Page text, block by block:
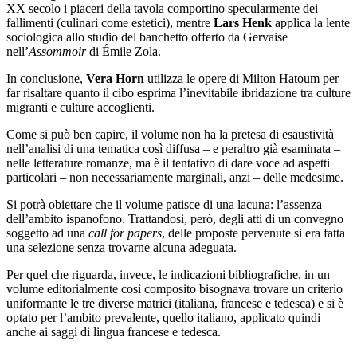
Yves Gagneuxesamina come nella letteratura francese tra XIX e
XX secolo i piaceri della tavola comportino specularmente dei
fallimenti (culinari come estetici), mentreLars Henkapplica la lente
sociologica allo studio del banchetto offerto da Gervaise
In conclusione,Vera Hornutilizza le opere di Milton Hatoum per
far risaltare quanto il cibo esprima l’inevitabile ibridazione tra culture
Come si può ben capire, il volume non ha la pretesa di esaustività
nell’analisi di una tematica così diffusa – e peraltro già esaminata –
nelle letterature romanze, ma è il tentativo di dare voce ad aspetti
Si potrà obiettare che il volume patisce di una lacuna: l’assenza
dell’ambito ispanofono. Trattandosi, però, degli atti di un convegno
soggetto ad unacall for papers, delle proposte pervenute si era fatta
Per quel che riguarda, invece, le indicazioni bibliografiche, in un
volume editorialmente così composito bisognava trovare un criterio
uniformante le tre diverse matrici (italiana, francese e tedesca) e si è
optato per l’ambitoprevalente, quello italiano, applicato quindi